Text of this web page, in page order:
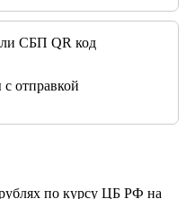
СБП QR код
отправкой
по курсу ЦБ РФ на